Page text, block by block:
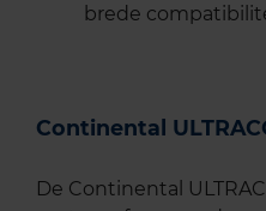
brede
Continental
De Continental